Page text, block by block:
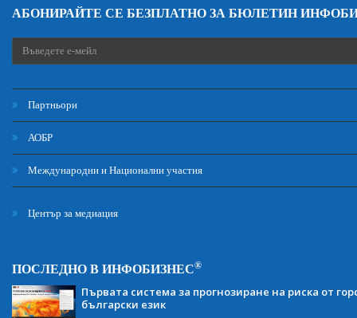
АБОНИРАЙТЕ СЕ БЕЗПЛАТНО ЗА БЮЛЕТИН
Партньори
АОБР
Международни и Национални участия
Център за медиация
ПОСЛЕДНО В ИНФОБИЗНЕС®
Първата система за прогнозиране на риска от
български език